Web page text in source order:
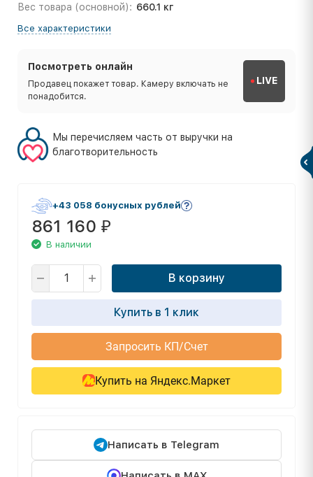
Вес товара (основной): 660.1 кг
Все характеристики
Посмотреть онлайн
Продавец покажет товар. Камеру включать не
понадобится.
LIVE
Мы перечисляем часть от выручки на
благотворительность
+43 058 бонусных рублей
861 160 ₽
В наличии
В корзину
Купить в 1 клик
Запросить КП/Счет
Купить на Яндекс.Маркет
Написать в Telegram